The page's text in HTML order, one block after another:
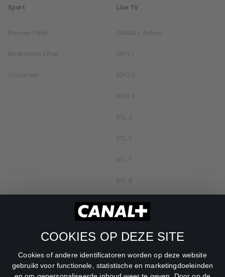
COOKIES OP DEZE SITE
Cookies of andere identificatoren worden op deze website
gebruikt voor functionele, statistische en marketingdoeleinden
Sport
Premier Padel
Nederlands elftal
Schaatsen
Live TV
CANAL+ Action
NPO 1
NPO 2
NPO 3
RTL 4
RTL 5
RTL 7
RTL 8
RTL Z
SBS6
Veronica